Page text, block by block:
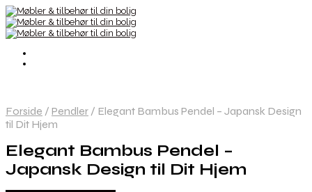
Forside / Pendler / Elegant Bambus Pendel – Japansk Design
til Dit Hjem
Elegant Bambus Pendel –
Japansk Design til Dit Hjem